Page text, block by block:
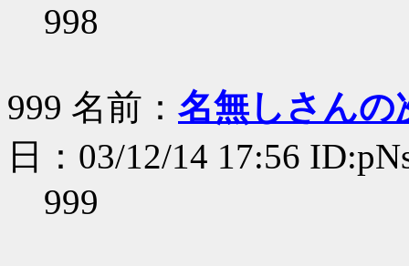
998
999 名前： 名無しさんの
日：03/12/14 17:56
999